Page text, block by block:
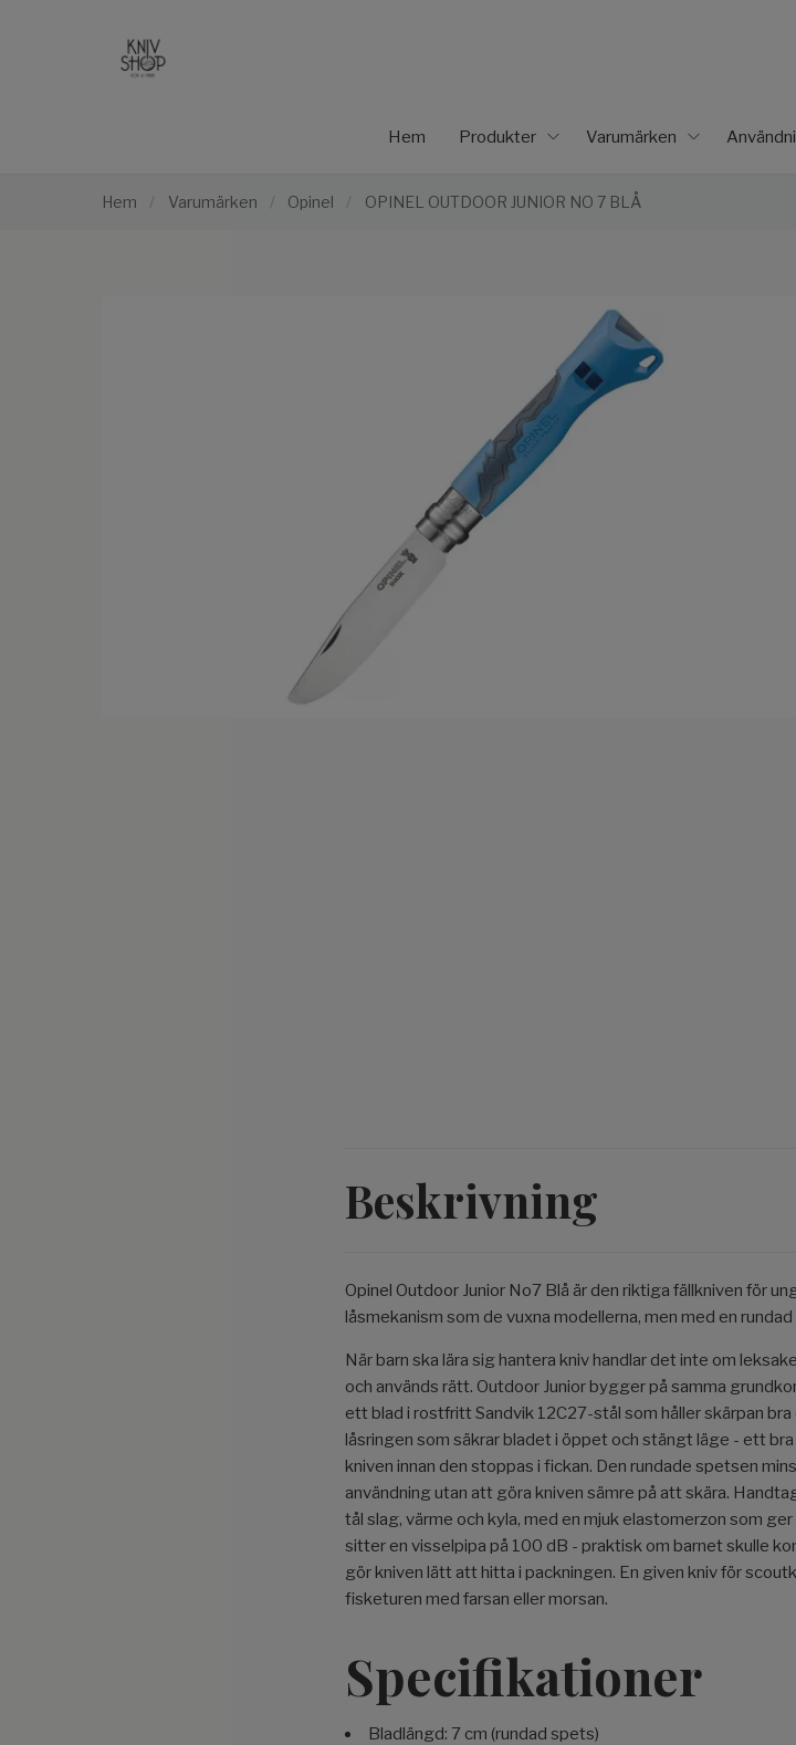
Hem Produkter Varumärken
Hem / Varumärken / Opinel / OPINEL OUTDOOR JUNIOR NO 7 BLÅ
Beskrivning
Opinel Outdoor Junior No7 Blå är den riktiga fällkniven för
låsmekanism som de vuxna modellerna, men med en
När barn ska lära sig hantera kniv handlar det inte om
och används rätt. Outdoor Junior bygger på samma
ett blad i rostfritt Sandvik 12C27-stål som håller skärpan
låsringen som säkrar bladet i öppet och stängt läge - ett
kniven innan den stoppas i fickan. Den rundade spetsen
användning utan att göra kniven sämre på att skära.
tål slag, värme och kyla, med en mjuk elastomerzon som
sitter en visselpipa på 100 dB - praktisk om barnet skulle
gör kniven lätt att hitta i packningen. En given kniv för
fisketuren med farsan eller morsan.
Specifikationer
Bladlängd: 7 cm (rundad spets)